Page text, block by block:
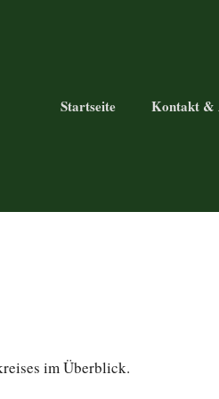
Startseite Kontakt &
im Überblick.